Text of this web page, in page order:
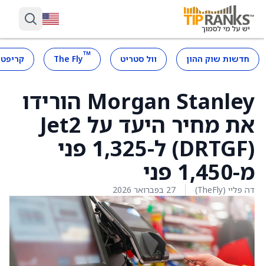
חדשות שוק ההון וול סטריט ™
The Fly
Morgan Stanley הורידו
את מחיר היעד על Jet2
‏(DRTGF) ל-1,325 פני
מ-1,450 פני
דה פליי (TheFly) 27 בפברואר 2026